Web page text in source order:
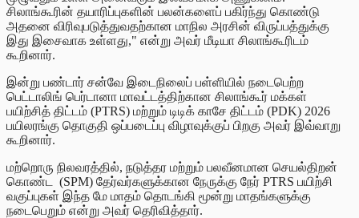
சிலாங்கூரின் தயாரிப்புகளின் பலன்களைப் பகிர்ந்து கொண்டு
அதனை விரிவுபடுத்துவதற்கான மாநில அரசின் விருப்பத்துக்கு
இது இசைவாக உள்ளது," என்று அவர் மீடியா சிலாங்கூரிடம்
கூறினார்.
இன்று பண்டார் சன்வே இடைநிலைப் பள்ளியில் நடைபெற்ற
பெட்டாலிங் பெர்டானா மாவட்டத்திற்கான சிலாங்கூர் மக்கள்
பயிற்சித் திட்டம் (PTRS) மற்றும் டிடிக் காசே திட்டம் (PDK) 2026
பயிலரங்கு தொகுதி ஒப்படைப்பு விழாவுக்குப் பிறகு அவர் இவ்வாறு
கூறினார்.
மற்றொரு நிலவரத்தில், நடுத்தர மற்றும் பலவீனமான செயல்திறன்
கொண்ட (SPM) தேர்வர்களுக்கான நேருக்கு நேர் PTRS பயிற்சி
வகுப்புகள் இந்த மே மாதம் தொடங்கி மூன்று மாதங்களுக்கு
நடைபெறும் என்று அவர் தெரிவித்தார்.